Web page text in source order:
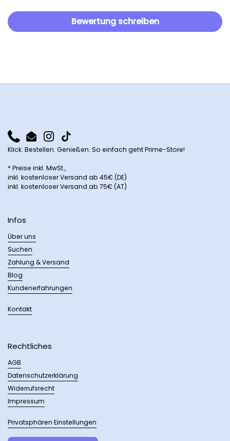
Bewertung schreiben
PhoneEmail Instagram
TikTok
Klick. Bestellen. Genießen. So einfach geht Prime-Store!
* Preise inkl. MwSt.,
inkl. kostenloser Versand ab 45€ (DE)
inkl. kostenloser Versand ab 75€ (AT)
Infos
Über uns
Suchen
Zahlung & Versand
Blog
Kundenerfahrungen
Kontakt
Rechtliches
AGB
Datenschutzerklärung
Widerrufsrecht
Impressum
Privatsphären Einstellungen